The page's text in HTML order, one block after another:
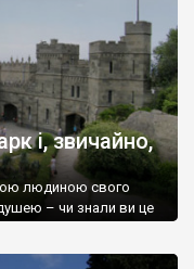
і, звичайно,
людиною свого
– чи знали ви це